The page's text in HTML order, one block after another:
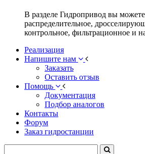
В разделе Гидропривод вы
распределительное,
контрольное, фильтрационное и
Реализация
Напишите нам
Заказать
Оставить отзыв
Помощь
Документация
Подбор аналогов
Контакты
Форум
Заказ гидростанции